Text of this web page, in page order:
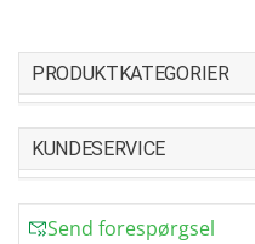
PRODUKTKATEGORIER
KUNDESERVICE
Send forespørgsel